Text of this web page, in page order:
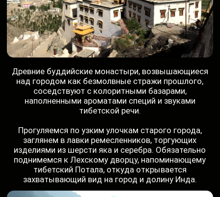
На холме Шей, что в 15 километрах к югу от Леха,
высится величественный дворец, некогда
служивший летней резиденцией ладакхских
правителей. Его построил в 1655 году царь
Делдан Намгьял (Лхачен Палгьйгон) в память о
своем отце, Сэнге Намгьяле. Рядом с дворцом
находится монастырь, освященный в честь того
же правителя, – место тишины и умиротворения.